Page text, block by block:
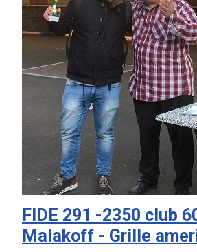
FIDE 291 -2350 club
Malakoff - Grille